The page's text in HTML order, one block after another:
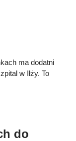
ma dodatni
w Iłży. To
do